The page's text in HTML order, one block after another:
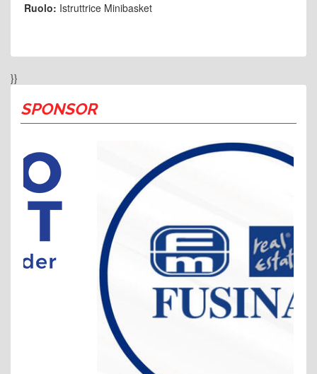
}}
SPONSOR
Ruolo: Istruttrice Minibasket